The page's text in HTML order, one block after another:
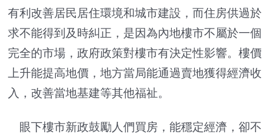
有利改善居民居住環境和城市建設，而住房供過於
求不能得到及時糾正，是因為內地樓市不屬於一個
完全的市場，政府政策對樓市有決定性影響。樓價
上升能提高地價，地方當局能通過賣地獲得經濟收
入，改善當地基建等其他福祉。
眼下樓市新政鼓勵人們買房，能穩定經濟，卻不